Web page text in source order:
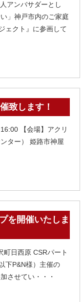
アンバサダーとし
」神戸市内のご家庭
ェクト』に参画して
致します！
【会場】アクリ
ター） 姫路市神屋
を開催いたしま
日西原 CSRパート
下P&N様）主催の
させてい・・・